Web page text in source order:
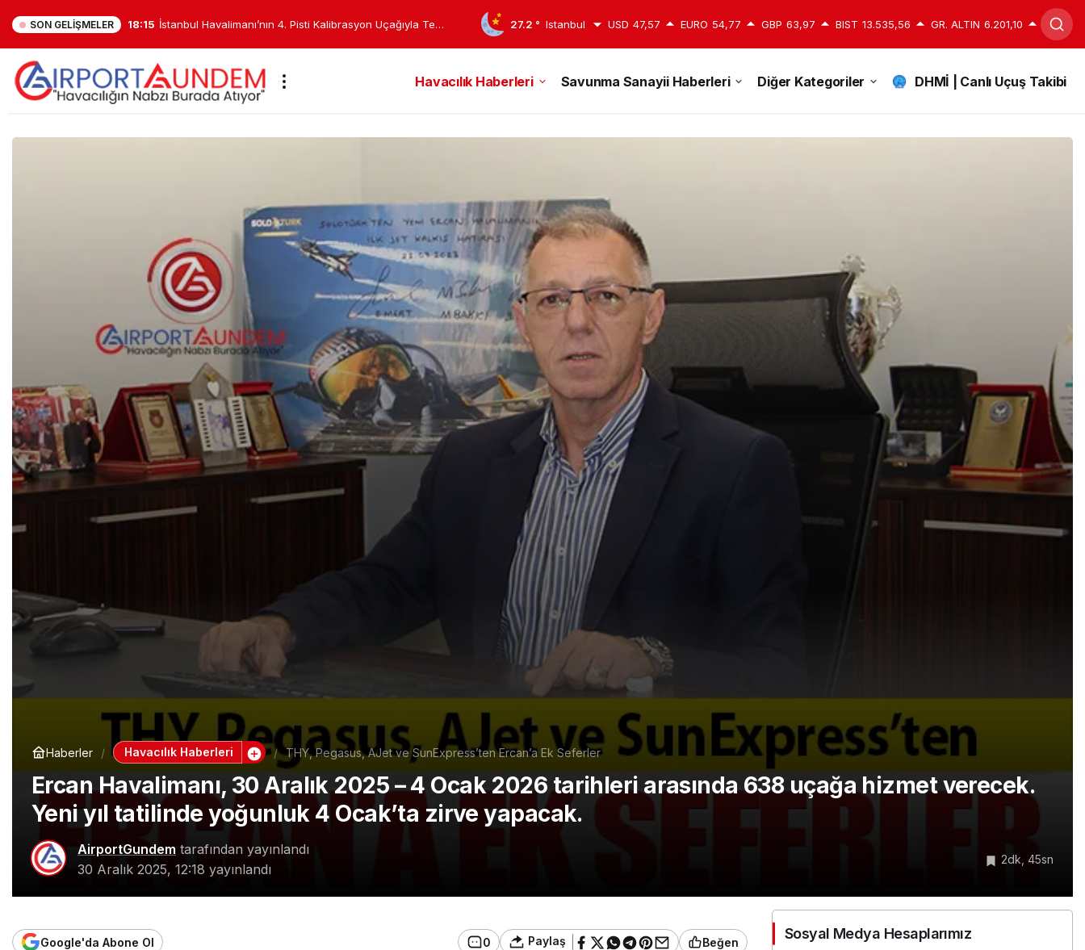
SON GELIŞMELER 17:48 İstanbul Havalimanı Uluslararası İnovasyon Ödülünde 27.2 ° Istanbul USD 47,57 EURO 54,77 GBP 63,97 BIST 13.535,56 GR. ALTIN 6.201,10
Havacılık Haberleri Savunma Sanayii Haberleri Diğer Kategoriler DHMİ | Canlı Uçuş Takibi
Haberler Havacılık Haberleri THY, Pegasus, AJet ve SunExpress’ten Ercan’a Ek Seferler
Ercan Havalimanı, 30 Aralık 2025 – 4 Ocak 2026 tarihleri arasında 638 uçağa hizmet verecek.
Yeni yıl tatilinde yoğunluk 4 Ocak’ta zirve yapacak.
AirportGundem tarafından yayınlandı
30 Aralık 2025, 12:18 yayınlandı
2dk, 45sn
Google'da Abone Ol 0 Paylaş Beğen Sosyal Medya Hesaplarımız